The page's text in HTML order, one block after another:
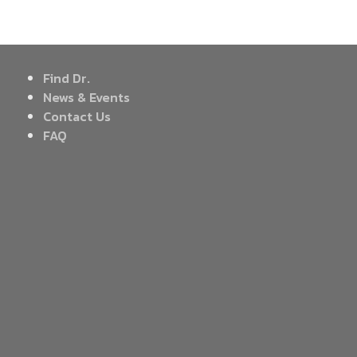
Find Dr.
News & Events
Contact Us
FAQ